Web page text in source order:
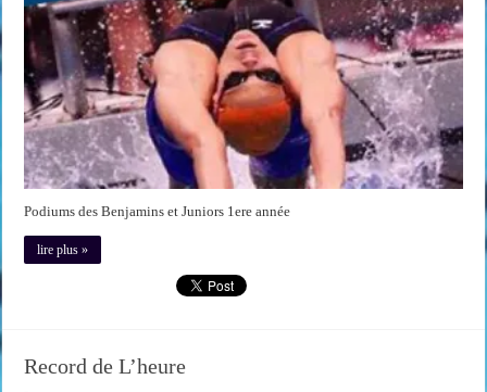
Podiums des Benjamins et Juniors 1ere année
lire plus »
Record de L’heure